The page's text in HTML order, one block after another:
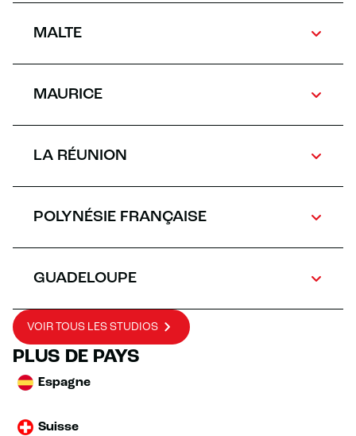
MALTE
MAURICE
LA RÉUNION
POLYNÉSIE FRANÇAISE
GUADELOUPE
VOIR TOUS LES STUDIOS
PLUS DE PAYS
Espagne
Suisse